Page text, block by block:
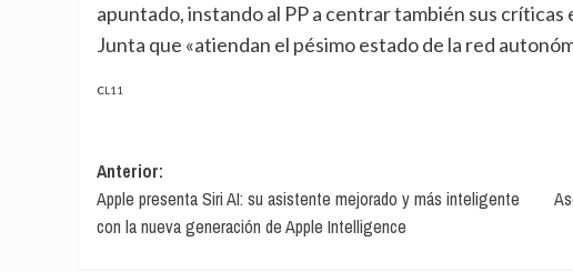
apuntado, instando al PP a centrar también sus críticas
Junta que «atiendan el pésimo estado de la red
CL11
Navegación
de
entradas
Anterior:
Apple presenta Siri AI: su asistente mejorado y más inteligente
con la nueva generación de Apple Intelligence